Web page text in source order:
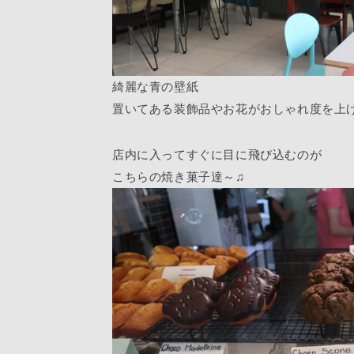
綺麗な青の壁紙
置いてある装飾品やお花がおしゃれ度を上
店内に入ってすぐに目に飛び込むのが
こちらの焼き菓子達～♫